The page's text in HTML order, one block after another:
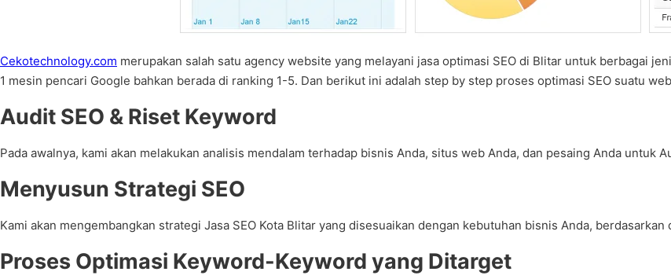
Cekotechnology.com merupakan salah satu agency website yang melayani jasa optimasi SEO di Blitar untuk berbagai
1 mesin pencari Google bahkan berada di ranking 1-5. Dan berikut ini adalah step by step proses optimasi SEO suatu
Audit SEO & Riset Keyword
Pada awalnya, kami akan melakukan analisis mendalam terhadap bisnis Anda, situs web Anda, dan pesaing Anda untuk
Menyusun Strategi SEO
Kami akan mengembangkan strategi Jasa SEO Kota Blitar yang disesuaikan dengan kebutuhan bisnis Anda,
Proses Optimasi Keyword-Keyword yang Ditarget